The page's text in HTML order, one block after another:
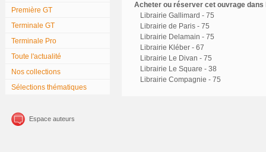
Première GT
Terminale GT
Terminale Pro
Toute l'actualité
Nos collections
Sélections thématiques
Espace auteurs
Acheter ou réserver cet ouvrage
Librairie Gallimard - 75
Librairie de Paris - 75
Librairie Delamain - 75
Librairie Kléber - 67
Librairie Le Divan - 75
Librairie Le Square - 38
Librairie Compagnie - 75